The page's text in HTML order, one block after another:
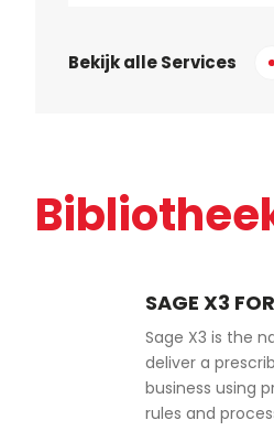
Bekijk alle Services
SAGE X3
Sage X3 is the
deliver a
business using
rules and